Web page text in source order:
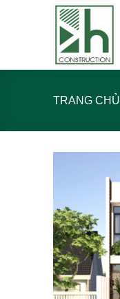
TRANG CHỦ